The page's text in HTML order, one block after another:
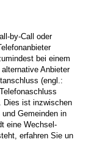
by-Call oder
bei einem
Anbieter
(engl.:
Dies ist inzwischen
Gemeinden in
eine Wechsel-
erfahren Sie un